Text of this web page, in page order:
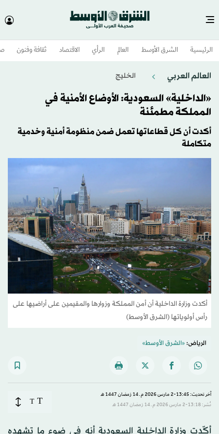
الرئيسية الشرق الأوسط​ العالم الرأي الاقتصاد ثقافة وفنون
العالم العربي الخليج
«الداخلية» السعودية: الأوضاع الأمنية في
المملكة مطمئنة
أكدت أن كل قطاعاتها تعمل ضمن منظومة أمنية وخدمية
متكاملة
أكدت وزارة الداخلية أن أمن المملكة وزوارها والمقيمين على أراضيها على
رأس أولوياتها (الشرق الأوسط)
الرياض:«الشرق الأوسط»
آخر تحديث: 13:45-2 مارس 2026 م ـ 14 رَمضان 1447 هـ
نُشر: 13:18-2 مارس 2026 م ـ 14 رَمضان 1447 هـ
T
T
أكّدت وزارة الداخلية السعودية أنه في ضوء ما تشهده